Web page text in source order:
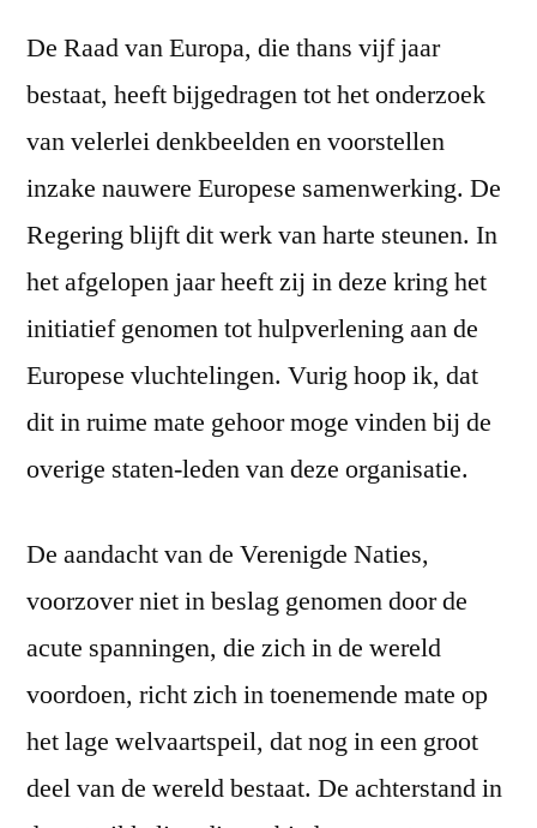
De Raad van Europa, die thans vijf jaar
bestaat, heeft bijgedragen tot het onderzoek
van velerlei denkbeelden en voorstellen
inzake nauwere Europese samenwerking. De
Regering blijft dit werk van harte steunen. In
het afgelopen jaar heeft zij in deze kring het
initiatief genomen tot hulpverlening aan de
Europese vluchtelingen. Vurig hoop ik, dat
dit in ruime mate gehoor moge vinden bij de
overige staten-leden van deze organisatie.
De aandacht van de Verenigde Naties,
voorzover niet in beslag genomen door de
acute spanningen, die zich in de wereld
voordoen, richt zich in toenemende mate op
het lage welvaartspeil, dat nog in een groot
deel van de wereld bestaat. De achterstand in